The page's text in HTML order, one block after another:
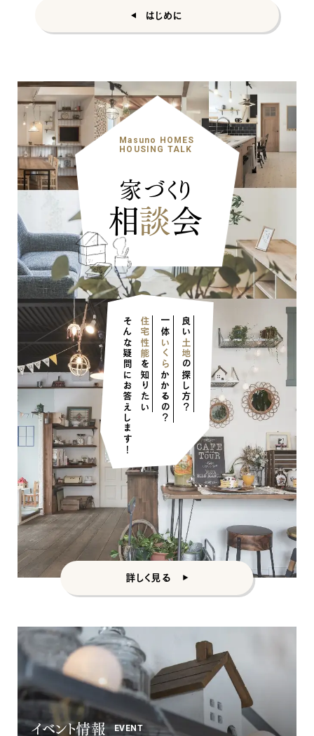
はじめに
Masuno HOMES
HOUSING TALK
家づくり
相談会
住宅性能
を知りたい
一体
いくら
かかるの？
良い
土地
の探し方？
そんな疑問にお答えします！
詳しく見る
イベント情報 EVENT